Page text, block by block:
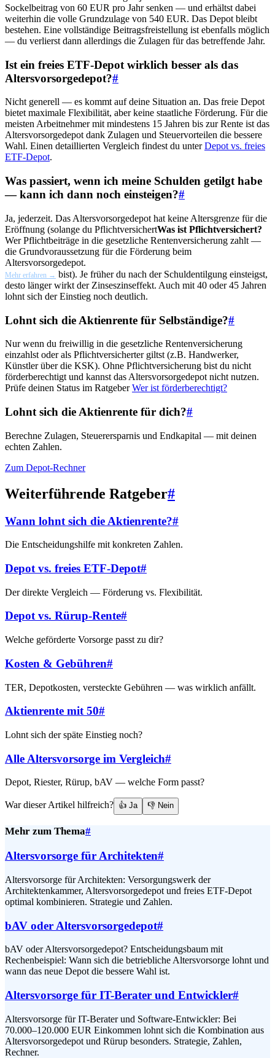
Sockelbeitrag von 60 EUR pro Jahr senken — und erhältst dabei
weiterhin die volle Grundzulage von 540 EUR. Das Depot bleibt
bestehen. Eine vollständige Beitragsfreistellung ist ebenfalls möglich
— du verlierst dann allerdings die Zulagen für das betreffende Jahr.
Ist ein freies ETF-Depot wirklich besser als das
Altersvorsorgedepot?#
Nicht generell — es kommt auf deine Situation an. Das freie Depot
bietet maximale Flexibilität, aber keine staatliche Förderung. Für die
meisten Arbeitnehmer mit mindestens 15 Jahren bis zur Rente ist das
Altersvorsorgedepot dank Zulagen und Steuervorteilen die bessere
Wahl. Einen detaillierten Vergleich findest du unterDepot vs. freies
ETF-Depot.
Was passiert, wenn ich meine Schulden getilgt habe
— kann ich dann noch einsteigen?#
Ja, jederzeit. Das Altersvorsorgedepot hat keine Altersgrenze für die
Eröffnung (solange du PflichtversichertWas ist Pflichtversichert?
Wer Pflichtbeiträge in die gesetzliche Rentenversicherung zahlt —
die Grundvoraussetzung für die Förderung beim
Altersvorsorgedepot.
Mehr erfahren → bist). Je früher du nach der Schuldentilgung einsteigst,
desto länger wirkt der Zinseszinseffekt. Auch mit 40 oder 45 Jahren
lohnt sich der Einstieg noch deutlich.
Lohnt sich die Aktienrente für Selbständige?#
Nur wenn du freiwillig in die gesetzliche Rentenversicherung
einzahlst oder als Pflichtversicherter giltst (z.B. Handwerker,
Künstler über die KSK). Ohne Pflichtversicherung bist du nicht
förderberechtigt und kannst das Altersvorsorgedepot nicht nutzen.
Prüfe deinen Status im RatgeberWer ist förderberechtigt?
Lohnt sich die Aktienrente für dich?#
Berechne Zulagen, Steuerersparnis und Endkapital — mit deinen
echten Zahlen.
Zum Depot-Rechner
Weiterführende Ratgeber#
Wann lohnt sich die Aktienrente?#
Die Entscheidungshilfe mit konkreten Zahlen.
Depot vs. freies ETF-Depot#
Der direkte Vergleich — Förderung vs. Flexibilität.
Depot vs. Rürup-Rente#
Welche geförderte Vorsorge passt zu dir?
Kosten & Gebühren#
TER, Depotkosten, versteckte Gebühren — was wirklich anfällt.
Aktienrente mit 50#
Lohnt sich der späte Einstieg noch?
Alle Altersvorsorge im Vergleich#
Depot, Riester, Rürup, bAV — welche Form passt?
War dieser Artikel hilfreich? 👍 Ja 👎 Nein
Mehr zum Thema#
Altersvorsorge für Architekten#
Altersvorsorge für Architekten: Versorgungswerk der
Architektenkammer, Altersvorsorgedepot und freies ETF-Depot
optimal kombinieren. Strategie und Zahlen.
bAV oder Altersvorsorgedepot#
bAV oder Altersvorsorgedepot? Entscheidungsbaum mit
Rechenbeispiel: Wann sich die betriebliche Altersvorsorge lohnt und
wann das neue Depot die bessere Wahl ist.
Altersvorsorge für IT-Berater und Entwickler#
Altersvorsorge für IT-Berater und Software-Entwickler: Bei
70.000–120.000 EUR Einkommen lohnt sich die Kombination aus
Altersvorsorgedepot und Rürup besonders. Strategie, Zahlen,
Rechner.